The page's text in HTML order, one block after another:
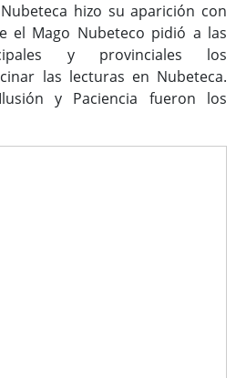
hizo su aparición con
el Mago Nubeteco pidió a las
y provinciales los
las lecturas en Nubeteca.
y Paciencia fueron los